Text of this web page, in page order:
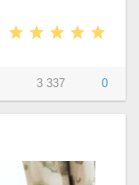
3 337 0